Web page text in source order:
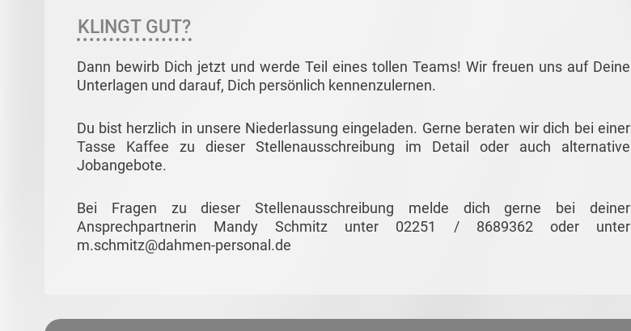
KLINGT GUT?
Dann bewirb Dich jetzt und werde Teil eines tollen Teams! Wir freuen uns auf Deine
Unterlagen und darauf, Dich persönlich kennenzulernen.
Du bist herzlich in unsere Niederlassung eingeladen. Gerne beraten wir dich bei einer
Tasse Kaffee zu dieser Stellenausschreibung im Detail oder auch alternative
Jobangebote.
Bei Fragen zu dieser Stellenausschreibung melde dich gerne bei deiner
Ansprechpartnerin Mandy Schmitz unter 02251 / 8689362 oder unter
m.schmitz@dahmen-personal.de